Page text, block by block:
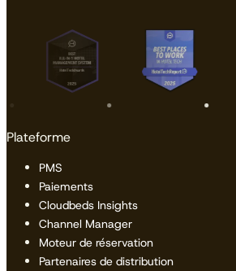
Plateforme
PMS
Paiements
Cloudbeds Insights
Channel Manager
Moteur de réservation
Partenaires de distribution